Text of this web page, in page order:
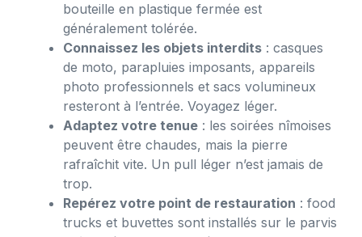
bouteille en plastique fermée est
généralement tolérée.
Connaissez les objets interdits : casques
de moto, parapluies imposants, appareils
photo professionnels et sacs volumineux
resteront à l’entrée. Voyagez léger.
Adaptez votre tenue : les soirées nîmoises
peuvent être chaudes, mais la pierre
rafraîchit vite. Un pull léger n’est jamais de
trop.
Repérez votre point de restauration : food
trucks et buvettes sont installés sur le parvis